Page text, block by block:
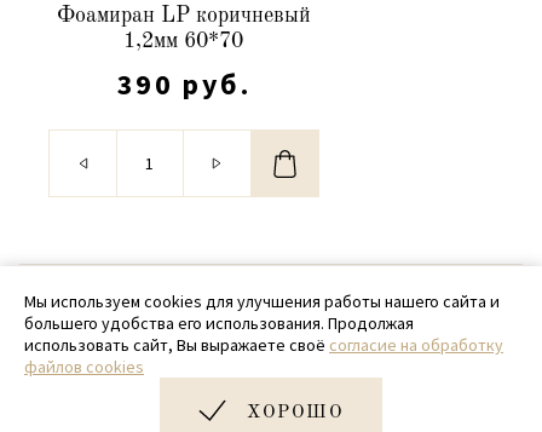
Фоамиран LP коричневый
1,2мм 60*70
390 руб.
© 2020 - 2026 SamPack
+ 7 (918) 699-97-87
zakaz@sampack.store
Дизайн и разработка сайта
Мы используем cookies для улучшения работы нашего сайта и
большего удобства его использования. Продолжая
использовать сайт, Вы выражаете своё согласие на обработку
файлов cookies
ХОРОШО